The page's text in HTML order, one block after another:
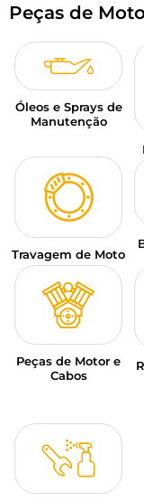
PT |
CONSELHOS
Peças de
Óleos e Sprays de
Manutenção
Travagem de Moto
Peças de Motor e
Cabos